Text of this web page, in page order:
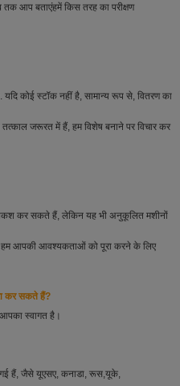
तक आप बताएंहमें किस तरह का परीक्षण
कोई स्टॉक नहीं है, सामान्य रूप से, वितरण का
तत्काल जरूरत में हैं, हम विशेष बनाने पर विचार कर
कर सकते हैं, लेकिन यह भी अनुकूलित मशीनों
आपकी आवश्यकताओं को पूरा करने के लिए
कर सकते हैं?
आपका स्वागत है।
गई हैं, जैसे यूएसए, कनाडा, रूस, यूके,